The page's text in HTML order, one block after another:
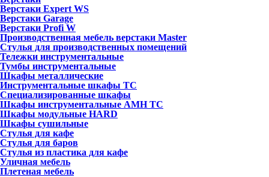
Верстаки Expert WS
Верстаки Garage
Верстаки Profi W
Производственная мебель верстаки Master
Стулья для производственных помещений
Тележки инструментальные
Тумбы инструментальные
Шкафы металлические
Инструментальные шкафы ТС
Специализированные шкафы
Шкафы инструментальные АМН ТС
Шкафы модульные HARD
Шкафы сушильные
Стулья для кафе
Стулья для баров
Стулья из пластика для кафе
Уличная мебель
Плетеная мебель